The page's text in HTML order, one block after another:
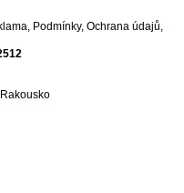
, Podmínky, Ochrana údajů,
Rakousko